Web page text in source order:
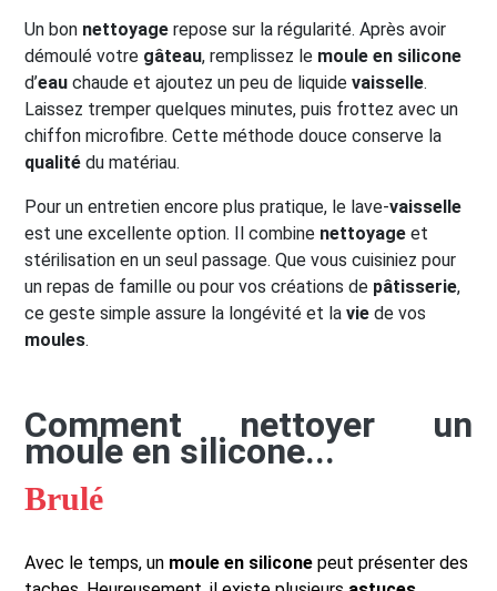
Un bon nettoyage repose sur la régularité. Après avoir
démoulé votre gâteau, remplissez le moule en silicone
d’eau chaude et ajoutez un peu de liquide vaisselle.
Laissez tremper quelques minutes, puis frottez avec un
chiffon microfibre. Cette méthode douce conserve la
qualité du matériau.
Pour un entretien encore plus pratique, le lave-vaisselle
est une excellente option. Il combine nettoyage et
stérilisation en un seul passage. Que vous cuisiniez pour
un repas de famille ou pour vos créations de pâtisserie,
ce geste simple assure la longévité et la vie de vos
moules.
Comment nettoyer un
moule en silicone...
Brulé
Avec le temps, un moule en silicone peut présenter des